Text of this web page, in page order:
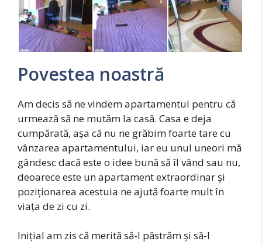
Povestea noastră
Am decis să ne vindem apartamentul pentru că
urmează să ne mutăm la casă. Casa e deja
cumpărată, așa că nu ne grăbim foarte tare cu
vânzarea apartamentului, iar eu unul uneori mă
gândesc dacă este o idee bună să îl vând sau nu,
deoarece este un apartament extraordinar și
poziționarea acestuia ne ajută foarte mult în
viața de zi cu zi.
Inițial am zis că merită să-l păstrăm și să-l